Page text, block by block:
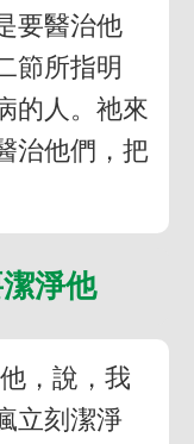
要醫治他
節所指明
的人。祂來
治他們，把
淨他
，說，我
立刻潔淨